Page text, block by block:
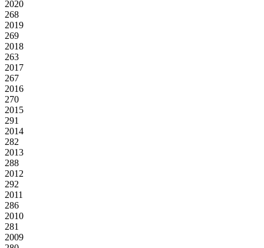
2020
268
2019
269
2018
263
2017
267
2016
270
2015
291
2014
282
2013
288
2012
292
2011
286
2010
281
2009